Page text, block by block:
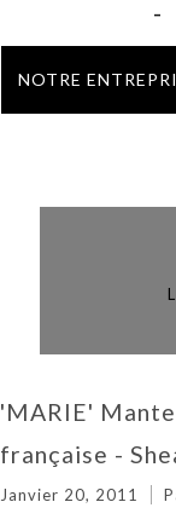
-
NOTRE
'MARIE'
française -
Janvier 20, 2011